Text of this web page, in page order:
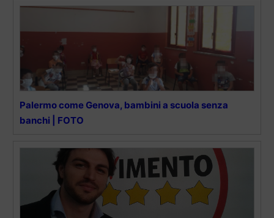
Palermo come Genova, bambini a scuola senza
banchi | FOTO